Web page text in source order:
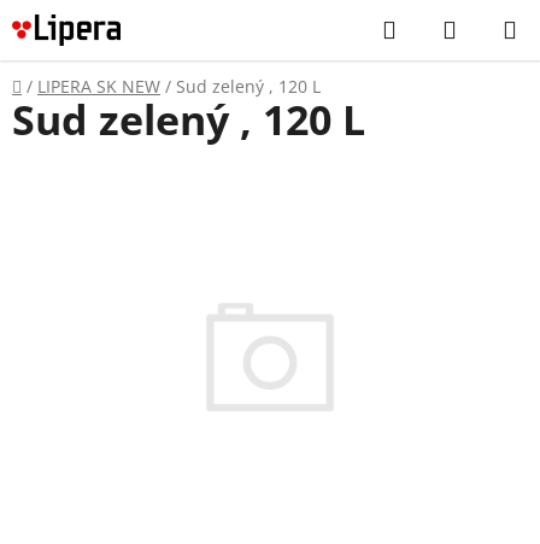
Prejsť
na
obsah
Hľadať
KOŠÍK
Domov
/ LIPERA SK NEW / Sud zelený , 120 L
Sud zelený , 120 L